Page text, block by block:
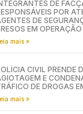
DE
POR
DE
EM
mais »
CIVIL PRENDE
E
DE DROGAS
mais »